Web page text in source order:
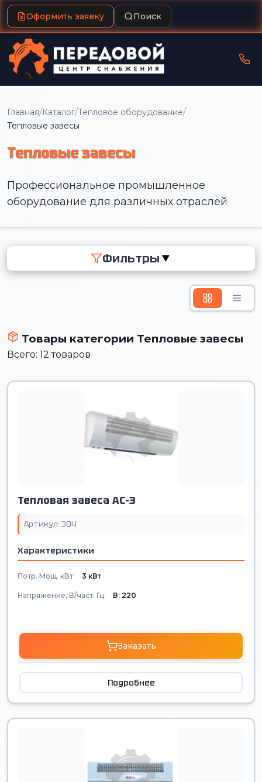
Оформить заявку Поиск
Главная/Каталог/Тепловое оборудование/
Тепловые завесы
Тепловые завесы
Профессиональное промышленное
оборудование для различных отраслей
Фильтры ▼
Товары категории Тепловые завесы
Всего: 12 товаров
Тепловая завеса AC-3
Артикул: 304
Характеристики
Потр. Мощ. кВт: 3 кВт
Напряжение, В/част. Гц: В: 220
Заказать
Подробнее